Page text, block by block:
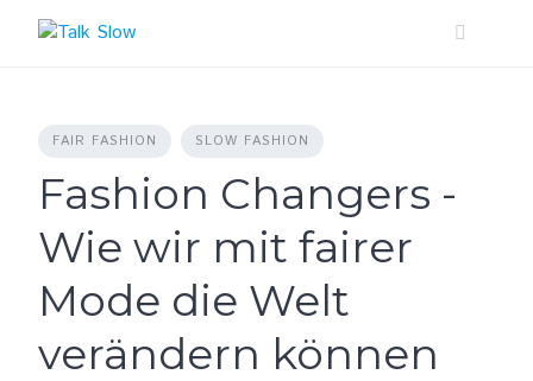
FAIR FASHION SLOW FASHION
Fashion Changers -
Wie wir mit fairer
Mode die Welt
verändern können